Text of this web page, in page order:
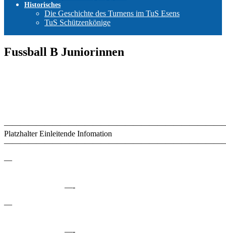
Historisches
Die Geschichte des Turnens im TuS Esens
TuS Schützenkönige
Fussball B Juniorinnen
Platzhalter Einleitende Infomation
———————————————————————————–
—
—-
—
—-